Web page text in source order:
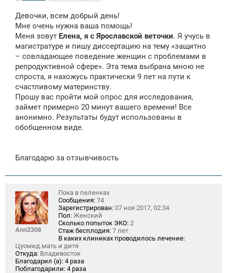
о
б
щ
е
н
и
Девочки, всем добрый день!
Мне очень нужна ваша помощь!
Меня зовут Елена, я с Ярославской веточки. Я учусь в
магистратуре и пишу диссертацию на тему «защитно
– совладающее поведение женщин с проблемами в
репродуктивной сфере». Эта тема выбрана мною не
спроста, я нахожусь практически 9 лет на пути к
счастливому материнству.
Прошу вас пройти мой опрос для исследования,
займет примерно 20 минут вашего времени! Все
анонимно. Результаты будут использованы в
обобщенном виде.
Благодарю за отзывчивость
Ann2308
Пока в пеленках
Сообщения: 74
Зарегистрирован: 07 ноя 2017, 02:34
Пол: Женский
Сколько попыток ЭКО: 2
Стаж бесплодия: 7 лет
В каких клиниках проводилось лечение:
Цуомид.мать и дитя
Откуда: Владивосток
Благодарил (а): 4 раза
Поблагодарили: 4 раза